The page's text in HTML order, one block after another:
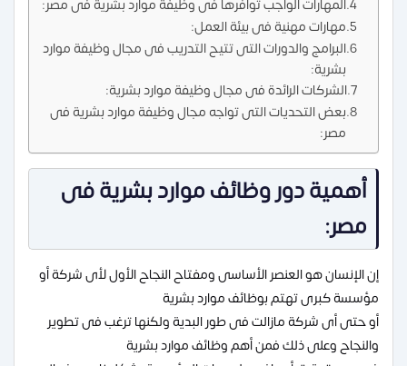
المهارات الواجب توافرها فى وظيفة موارد بشرية فى مصر:
مهارات مهنية فى بيئة العمل:
البرامج والدورات التى تتيح التدريب فى مجال وظيفة موارد
بشرية:
الشركات الرائدة فى مجال وظيفة موارد بشرية:
بعض التحديات التى تواجه مجال وظيفة موارد بشرية فى
مصر:
أهمية دور وظائف موارد بشرية فى
مصر:
إن الإنسان هو العنصر الأساسى ومفتاح النجاح الأول لأى شركة أو
مؤسسة كبرى تهتم بوظائف موارد بشرية
أو حتى أى شركة مازالت فى طور البدية ولكنها ترغب فى تطوير
والنجاح وعلى ذلك فمن أهم وظائف موارد بشرية